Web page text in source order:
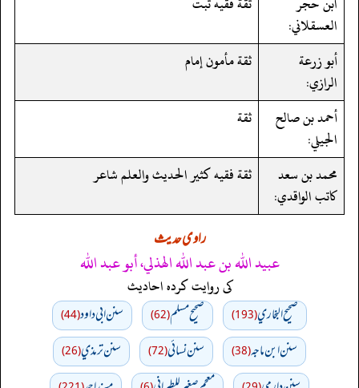
العسقلاني:
أبو زرعة
الرازي:
ثقة مأمون إمام
أحمد بن صالح
الجيلي:
ثقة
محمد بن سعد
كاتب الواقدي:
ثقة فقيه كثير الحديث والعلم شاعر
راوی حدیث
عبيد الله بن عبد الله الهذلي، أبو عبد الله
کی روایت کردہ احادیث
صحيح البخاري(193) صحيح مسلم(62) سنن ابي داود(44)
سنن ابن ماجه(38) سنن نسائي(72) سنن ترمذي(26)